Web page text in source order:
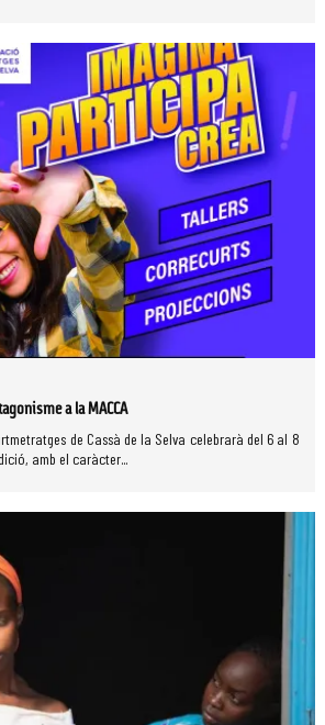
a la MACCA
de Cassà de la Selva celebrarà del 6 al 8
amb el caràcter...